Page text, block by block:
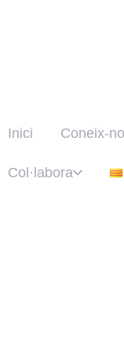
Inici Coneix-
Col·labora